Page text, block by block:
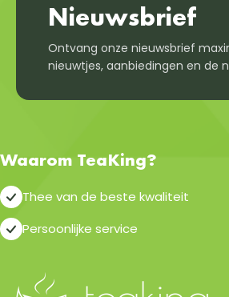
Nieuwsbrief
Ontvang onze nieuwsbrief
nieuwtjes, aanbiedingen en de
Waarom TeaKing?
Thee van de beste kwaliteit
Persoonlijke service